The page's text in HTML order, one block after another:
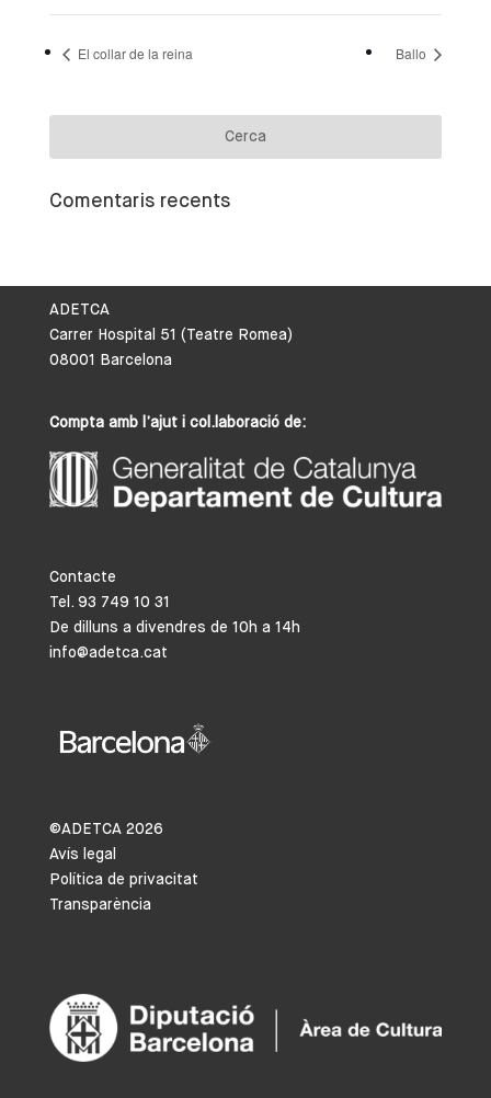
El collar de la reina Ballo
Comentaris recents
ADETCA
Carrer Hospital 51 (Teatre Romea)
08001 Barcelona
Compta amb l’ajut i col.laboració de:
Contacte
Tel. 93 749 10 31
De dilluns a divendres de 10h a 14h
info@adetca.cat
©ADETCA 2026
Avís legal
Política de privacitat
Transparència